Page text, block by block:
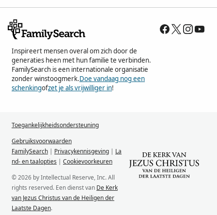
Inspireert mensen overal om zich door de
generaties heen met hun familie te verbinden.
FamilySearch is een internationale organisatie
zonder winstoogmerk.Doe vandaag nog een
schenkingofzet je als vrijwilliger in!
Toegankelijkheidsondersteuning
Gebruiksvoorwaarden
FamilySearch | Privacykennisgeving | La
nd- en taalopties | Cookievoorkeuren
© 2026 by Intellectual Reserve, Inc. All
rights reserved. Een dienst van De Kerk
van Jezus Christus van de Heiligen der
Laatste Dagen.